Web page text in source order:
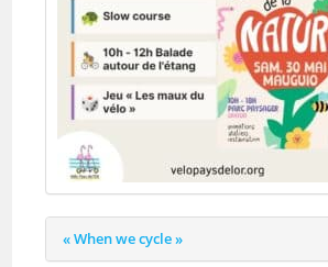
« When we cycle »